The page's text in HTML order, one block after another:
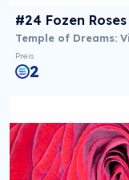
#24 Fozen Roses
Preis
2